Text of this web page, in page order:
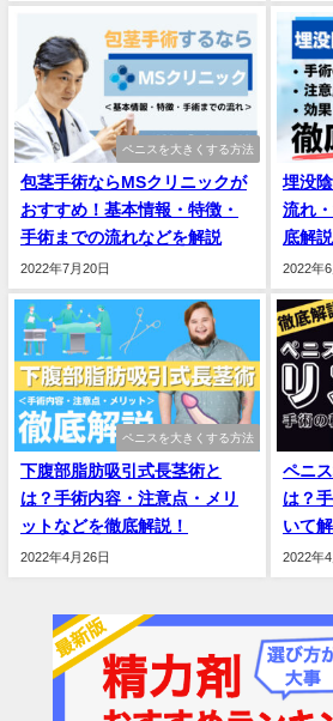
ペニスを大きくする方法
包茎手術ならMSクリニックが
おすすめ！基本情報・特徴・
手術までの流れなどを解説
2022年7月20日
埋没
流れ
底解説
2022年
ペニスを大きくする方法
下腹部脂肪吸引式長茎術と
は？手術内容・注意点・メリ
ットなどを徹底解説！
2022年4月26日
ペニ
は？
いて
2022年